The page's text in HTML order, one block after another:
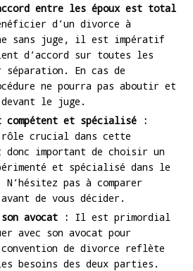
entre les époux est total
d’un divorce à
sans juge, il est impératif
d’accord sur toutes les
En cas de
ne pourra pas aboutir et
le juge.
compétent et spécialisé :
rôle crucial dans cette
important de choisir un
et spécialisé dans le
pas à comparer
de vous décider.
son avocat : Il est primordial
avec son avocat pour
de divorce reflète
besoins des deux parties.